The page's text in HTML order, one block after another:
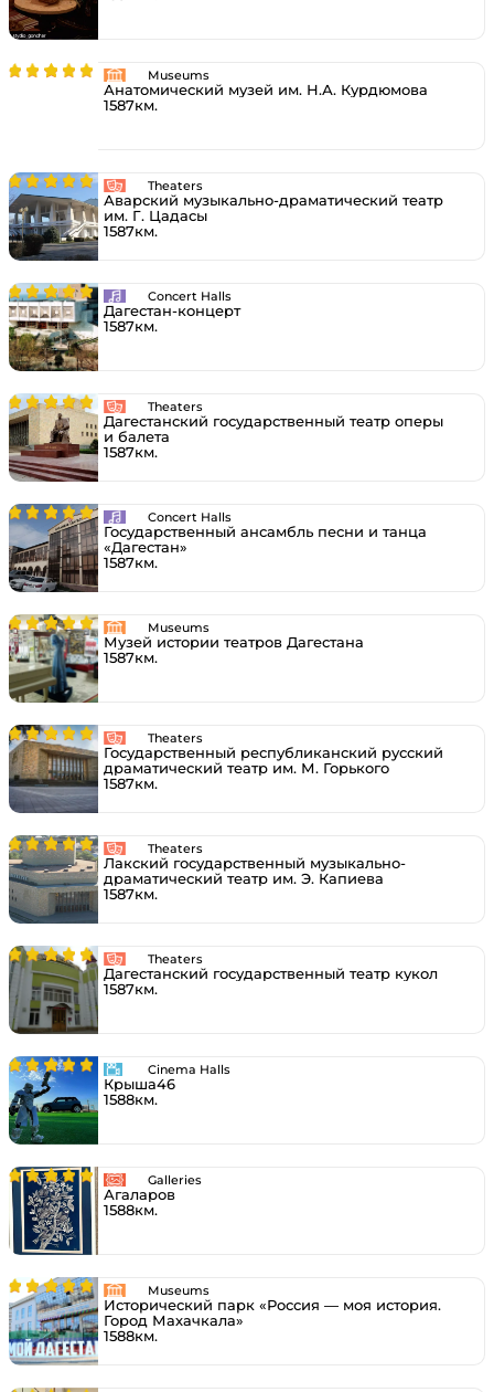
Museums
Анатомический музей им. Н.А. Курдюмова
1587км.
Theaters
Аварский музыкально-драматический театр
им. Г. Цадасы
1587км.
Concert Halls
Дагестан-концерт
1587км.
Theaters
Дагестанский государственный театр оперы
и балета
1587км.
Concert Halls
Государственный ансамбль песни и танца
«Дагестан»
1587км.
Museums
Музей истории театров Дагестана
1587км.
Theaters
Государственный республиканский русский
драматический театр им. М. Горького
1587км.
Theaters
Лакский государственный музыкально-
драматический театр им. Э. Капиева
1587км.
Theaters
Дагестанский государственный театр кукол
1587км.
Cinema Halls
Крыша46
1588км.
Galleries
Агаларов
1588км.
Museums
Исторический парк «Россия — моя история.
Город Махачкала»
1588км.